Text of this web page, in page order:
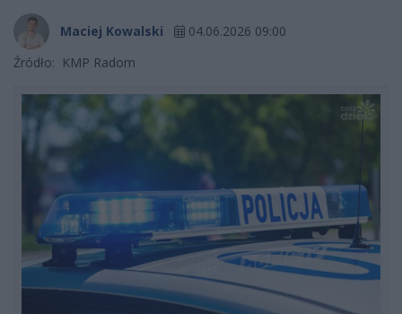
Maciej Kowalski
04.06.2026 09:00
Źródło: KMP Radom